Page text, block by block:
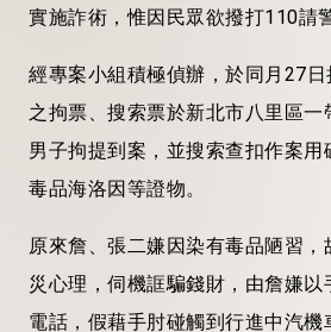
實施詐術，惟因民眾欲撥打110請
經專案小組積極偵辦，於同月27
之拘票、搜索票於新北市八里區一
男子拘提到案，並搜索查扣作案用
毒品海洛因等證物。
原來詹、張二嫌因染有毒品陋習，
災心理，伺機誆騙錢財，由詹嫌
電話，假藉手肘碰觸到行進中汽